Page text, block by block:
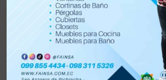
Tienda
Accesorios para vehículo y moto
Accesorios de hogar
Electrónica